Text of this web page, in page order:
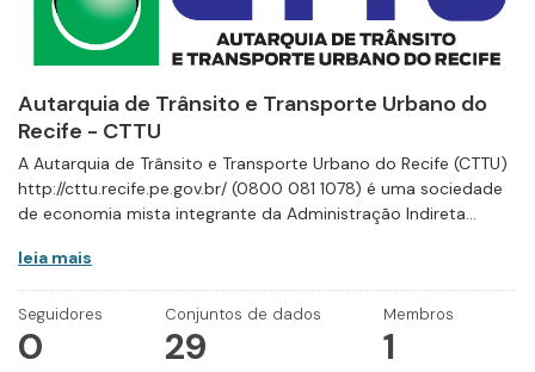
Autarquia de Trânsito e Transporte Urbano do
Recife - CTTU
A Autarquia de Trânsito e Transporte Urbano do Recife (CTTU)
http://cttu.recife.pe.gov.br/ (0800 081 1078) é uma sociedade
de economia mista integrante da Administração Indireta...
leia mais
Seguidores
0
Conjuntos de dados
29
Membros
1